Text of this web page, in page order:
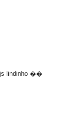
lindinho ��